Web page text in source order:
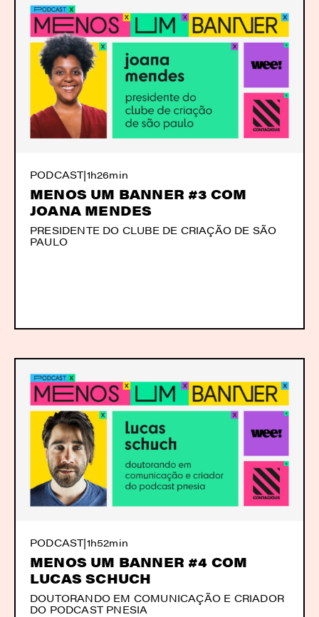
PODCAST|1h26min
MENOS UM BANNER #3 COM
JOANA MENDES
PRESIDENTE DO CLUBE DE CRIAÇÃO DE SÃO
PAULO
PODCAST|1h52min
MENOS UM BANNER #4 COM
LUCAS SCHUCH
DOUTORANDO EM COMUNICAÇÃO E CRIADOR
DO PODCAST PNESIA